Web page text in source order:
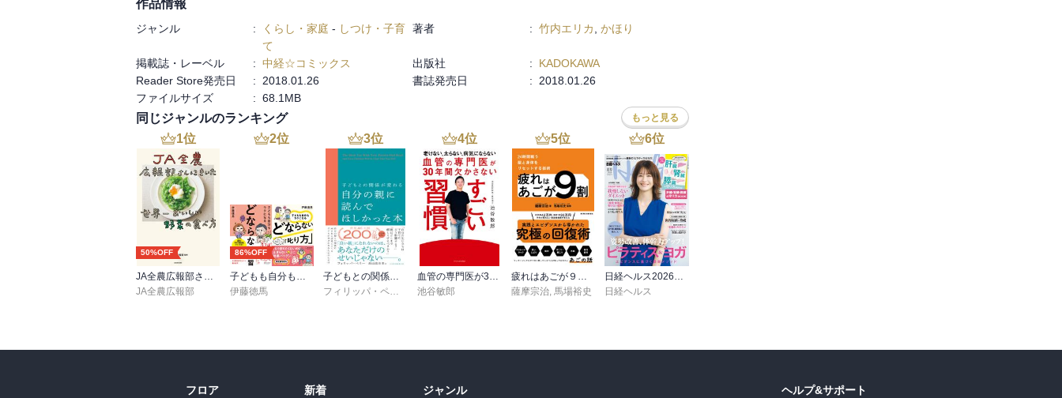
作品情報
ジャンル : くらし・家庭 - しつけ・子育
て
著者 : 竹内エリカ かほり
掲載誌・レーベル : 中経☆コミックス 出版社 :
KADOKAWA
Reader Store発売日
: 2018.01.26 書誌発売日 :
2018.01.26
ファイルサイズ
: 68.1MB
同じジャンルのランキング もっと見る
1位
50%OFF
JA全農広報部さんにきいた 世界一おいしい野菜の食べ方
JA全農広報部
2位
86%OFF
子どもも自分もラクになる どならない練習＋どならない叱り方【2冊合本版】
伊藤徳馬
3位
子どもとの関係が変わる自分の親に読んでほしかった本
フィリッパ・ペリー
高山真由美
4位
血管の専門医が30年間欠かさない すごい習慣
池谷敏郎
5位
疲れはあごが９割―２４時間戦う脳と身体をリセットする技術
薩摩宗治, 馬場裕史
6位
日経ヘルス2026夏号
日経ヘルス
フロア
新着
ジャンル
ヘルプ&サポート